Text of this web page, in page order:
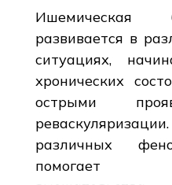
Ишемическая
развивается в
ситуациях,
хронических
острыми
различных
помогает